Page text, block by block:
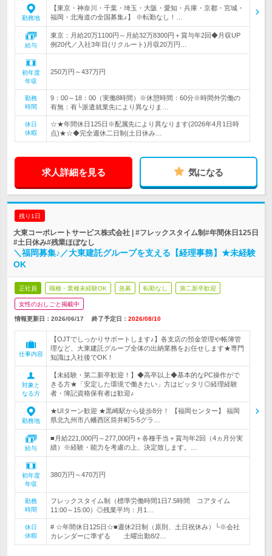
勤務地
【東京・神奈川・千葉・埼玉・大阪・愛知・兵庫・京都・宮城・
福岡・北海道の全国募集♪】 ※転勤なし！…
給与
東京：月給20万1100円～月給32万8300円＋賞与年2回◆月収UP
例20代／入社3年目(リクルート)月収20万円…
初年度
年収
250万円～437万円
勤務
時間
9：00～18：00（実働8時間）※休憩時間：60分※時間外労働の
有無：有└派遣就業先により異なりま…
休日
休暇
☆★年間休日125日※配属先により異なります(2026年4月1日時
点)★☆◆完全週休二日制(土日休み…
求人詳細を見る 気になる
残り1日
大東コーポレートサービス株式会社 | #フレックスタイム制#年間休日125日
#土日休み#残業ほぼなし
＼福岡募集♪／大東建託グループを支える【経理事務】★未経験
OK
正社員 職種・業種未経験OK 急募 転勤なし 第二新卒歓迎
女性のおしごと掲載中
情報更新日：2026/06/17 終了予定日： 2026/08/10
仕事内容
【OJTでしっかりサポートします♪】各支店の預金管理や帳簿管
理など、大東建託グループ全体の出納業務をお任せします★専門
知識は入社後でOK！
対象と
なる方
【未経験・第二新卒歓迎！】◆高卒以上◆基本的なPC操作がで
きる方★「安定した環境で働きたい」方はピッタリ◎経理経験
者・簿記資格保有者は歓迎♪
勤務地
★UIターン歓迎 ★黒崎駅から徒歩8分！ 【福岡センター】 福岡
県北九州市八幡西区筒井町5-5グラ…
給与
■月給221,000円～277,000円＋各種手当＋賞与年2回（4ヵ月分実
績）※経験・能力を考慮の上、決定致します。…
初年度
年収
380万円～470万円
勤務
時間
フレックスタイム制（標準労働時間1日7.5時間 コアタイム
11:00～15:00）◎残業平均：月1…
休日
休暇
# ☆年間休日125日☆■週休2日制（原則、土日祝休み）└※会社
カレンダーに準ずる 土曜出勤8/2…